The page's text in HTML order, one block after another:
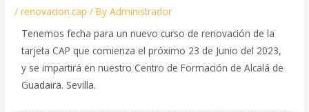
/renovacion.cap / ByAdministrador
Tenemos fecha para un nuevo curso de renovación de la
tarjeta CAP que comienza el próximo 23 de Junio del 2023,
y se impartirá en nuestro Centro de Formación de Alcalá de
Guadaira. Sevilla.